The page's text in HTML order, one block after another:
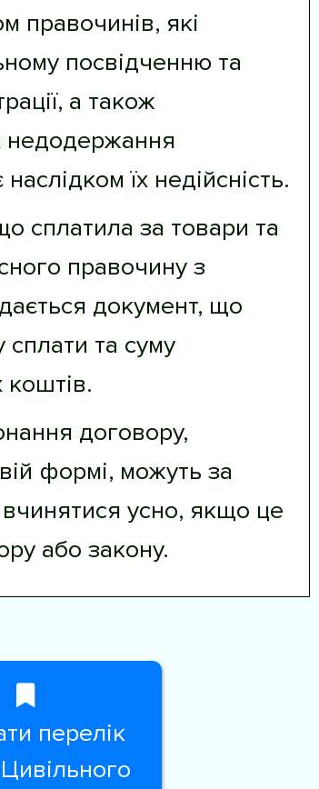
правочинів, які
посвідченню та
а також
недодержання
їх недійсність.
сплатила за товари та
правочину з
документ, що
сплати та суму
договору,
формі, можуть за
усно, якщо це
або закону.
перелік